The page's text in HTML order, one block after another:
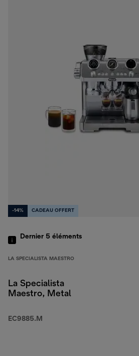
-14% CADEAU OFFERT
Dernier 5 éléments
LA SPECIALISTA MAESTRO
La Specialista
Maestro, Metal
EC9885.M